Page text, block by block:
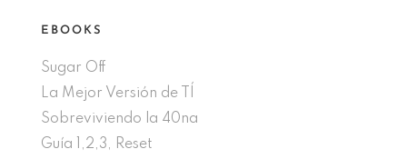
EBOOKS
Sugar Off
La Mejor Versión de TÍ
Sobreviviendo la 40na
Guía 1,2,3, Reset